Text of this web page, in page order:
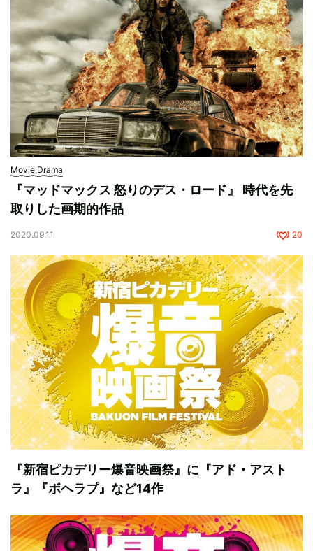
Movie,Drama
『マッドマックス 怒りのデス・ロード』 時代を先
取りした画期的作品
2020.09.11 20
『新宿ピカデリー爆音映画祭』に『アド・アスト
ラ』『ボヘラプ』など14作